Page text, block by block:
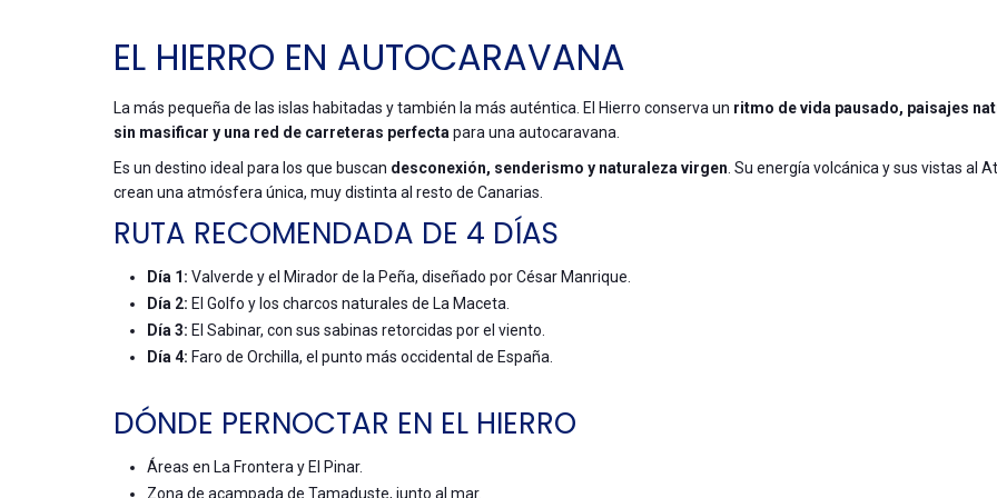
EL HIERRO EN AUTOCARAVANA
La más pequeña de las islas habitadas y también la más auténtica. El Hierro conserva un ritmo de vida pausado, paisajes
sin masificar y una red de carreteras perfecta para una autocaravana.
Es un destino ideal para los que buscan desconexión, senderismo y naturaleza virgen . Su energía volcánica y sus vistas al
crean una atmósfera única, muy distinta al resto de Canarias.
RUTA RECOMENDADA DE 4 DÍAS
Día 1: Valverde y el Mirador de la Peña, diseñado por César Manrique.
Día 2: El Golfo y los charcos naturales de La Maceta.
Día 3: El Sabinar, con sus sabinas retorcidas por el viento.
Día 4: Faro de Orchilla, el punto más occidental de España.
DÓNDE PERNOCTAR EN EL HIERRO
Áreas en La Frontera y El Pinar.
Zona de acampada de Tamaduste, junto al mar.